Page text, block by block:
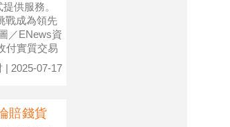
供服務。
戰成為領先
／ENews資
付實質交易
| 2025-07-17
賠錢貨